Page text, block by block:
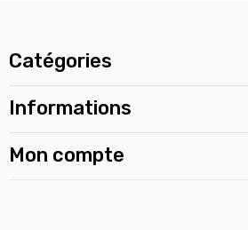
Catégories
Informations
Mon compte